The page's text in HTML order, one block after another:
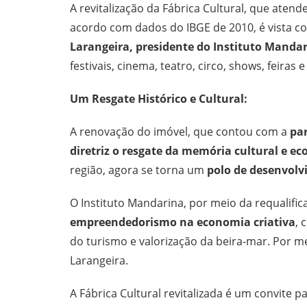
A revitalização da Fábrica Cultural, que
acordo com dados do IBGE de 2010, é vista
Larangeira, presidente do Instituto
festivais, cinema, teatro, circo, shows, feiras e
Um Resgate Histórico e Cultural:
A renovação do imóvel, que contou com a
diretriz o resgate da memória cultural e
região, agora se torna um polo de
O Instituto Mandarina, por meio da
empreendedorismo na economia criativa,
do turismo e valorização da beira-mar. Por
Larangeira.
A Fábrica Cultural revitalizada é um convite